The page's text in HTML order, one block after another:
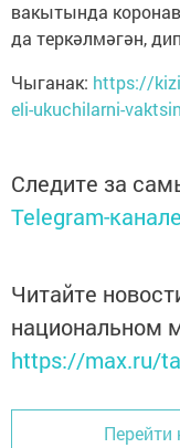
вакытында
да теркәлмәгән,
Чыганак: https://
eli-ukuchilarni-
Следите за
Telegram-канале
Читайте
национальном
https://max.ru/
Перейти